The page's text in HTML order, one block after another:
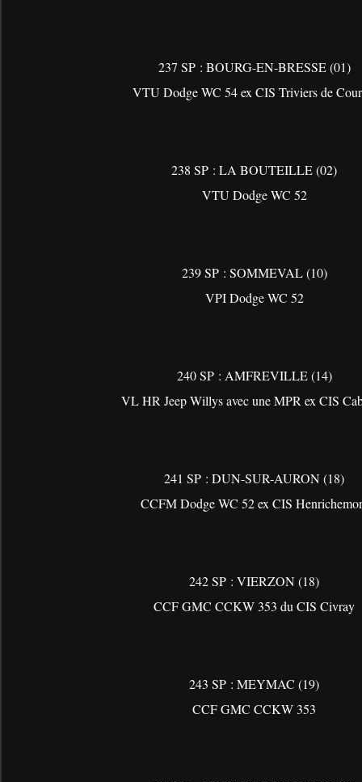
237 SP : BOURG-EN-BRESSE (01)
VTU Dodge WC 54 ex CIS Triviers de
238 SP : LA BOUTEILLE (02)
VTU Dodge WC 52
239 SP : SOMMEVAL (10)
VPI Dodge WC 52
240 SP : AMFREVILLE (14)
VL HR Jeep Willys avec une MPR ex CIS
241 SP : DUN-SUR-AURON (18)
CCFM Dodge WC 52 ex CIS
242 SP : VIERZON (18)
CCF GMC CCKW 353 du CIS Civray
243 SP : MEYMAC (19)
CCF GMC CCKW 353